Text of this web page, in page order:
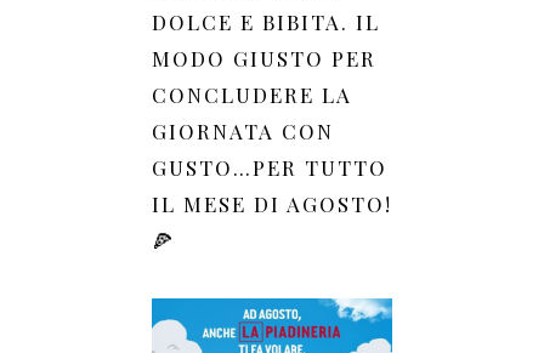
DOLCE E BIBITA. IL
MODO GIUSTO PER
CONCLUDERE LA
GIORNATA CON
GUSTO…PER TUTTO
IL MESE DI AGOSTO!
🍕